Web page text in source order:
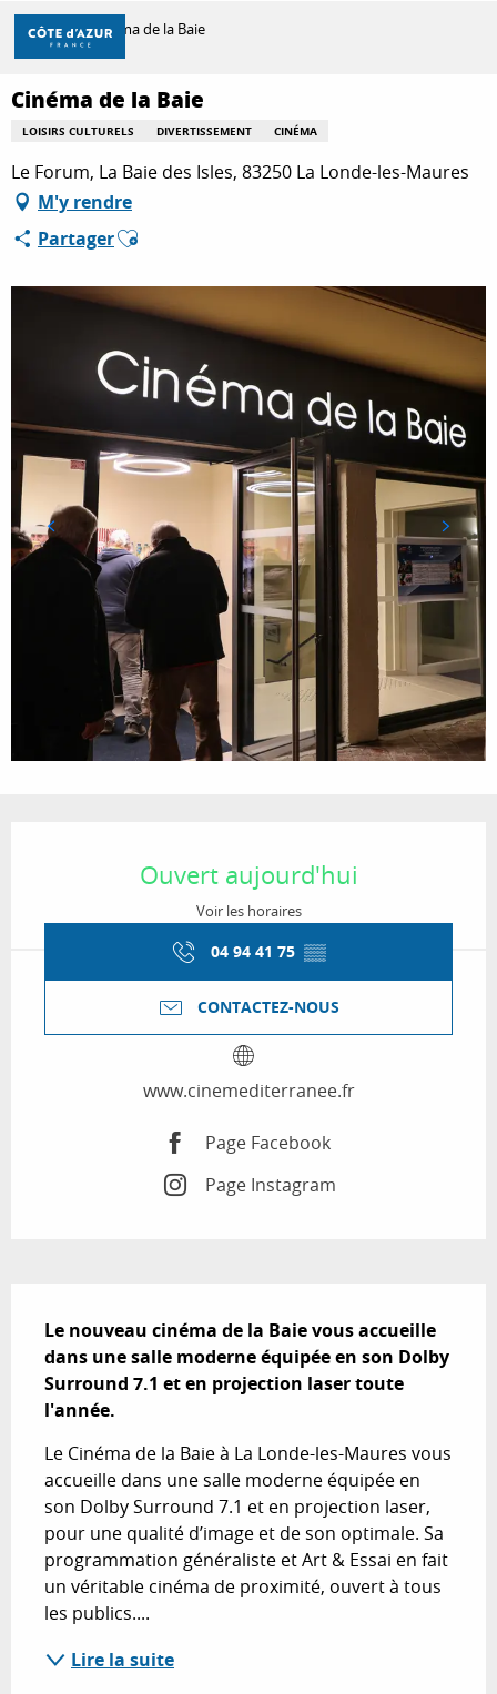
Aller
contenu
principal
DÉCOUVRIR
À FAIRE
SÉJOURNER
Accueil Cinéma de la Baie
Cinéma de la Baie
LOISIRS CULTURELS DIVERTISSEMENT CINÉMA
Le Forum, La Baie des Isles, 83250 La Londe-les-Maures
M'y rendre
PartagerAjouter aux favoris
Ouvert aujourd'hui
Voir les horaires
04 94 41 75 ▒▒
CONTACTEZ-NOUS
www.cinemediterranee.fr
Page Facebook
Page Instagram
Le nouveau cinéma de la Baie vous accueille
dans une salle moderne équipée en son Dolby
Surround 7.1 et en projection laser toute
l'année.
Le Cinéma de la Baie à La Londe-les-Maures vous
accueille dans une salle moderne équipée en
son Dolby Surround 7.1 et en projection laser,
pour une qualité d’image et de son optimale. Sa
programmation généraliste et Art & Essai en fait
un véritable cinéma de proximité, ouvert à tous
les publics....
Lire la suite